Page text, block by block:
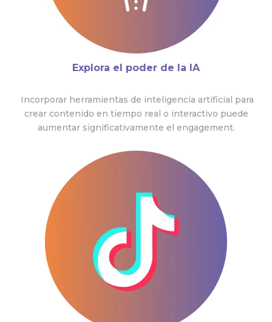
Explora el poder de la IA
Incorporar herramientas de inteligencia artificial para
crear contenido en tiempo real o interactivo puede
aumentar significativamente el engagement.